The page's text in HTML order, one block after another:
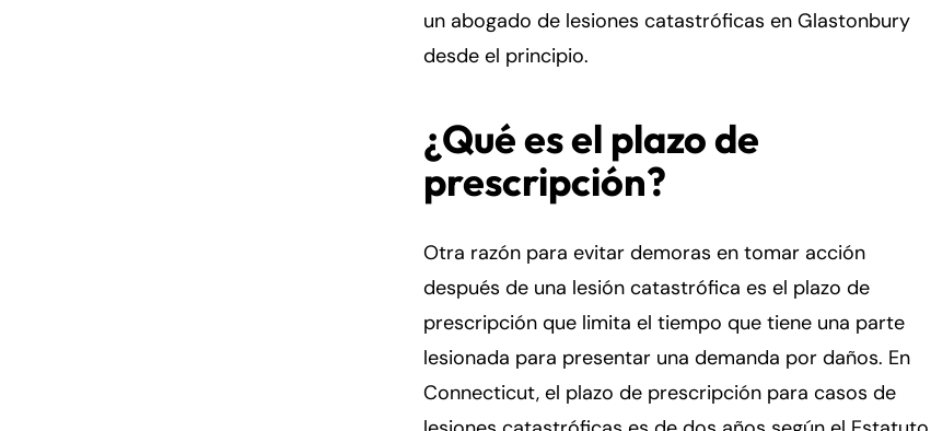
un abogado de lesiones catastróficas en Glastonbury
desde el principio.
¿Qué es el plazo de
prescripción?
Otra razón para evitar demoras en tomar acción
después de una lesión catastrófica es el plazo de
prescripción que limita el tiempo que tiene una parte
lesionada para presentar una demanda por daños. En
Connecticut, el plazo de prescripción para casos de